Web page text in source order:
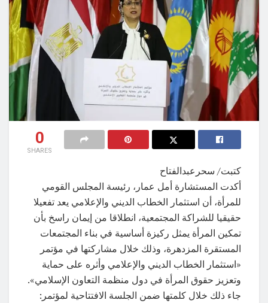
0
SHARES
كتبت/ سحرعبدالفتاح
أكدت المستشارة أمل عمار، رئيسة المجلس القومي
للمرأة، أن استثمار الخطاب الديني والإعلامي يعد تفعيلا
حقيقيا للشراكة المجتمعية، انطلاقا من إيمان راسخ بأن
تمكين المرأة يمثل ركيزة أساسية في بناء المجتمعات
المستقرة المزدهرة، وذلك خلال مشاركتها في مؤتمر
«استثمار الخطاب الديني والإعلامي وأثره على حماية
وتعزيز حقوق المرأة في دول منظمة التعاون الإسلامي».
جاء ذلك خلال كلمتها ضمن الجلسة الافتتاحية لمؤتمر: